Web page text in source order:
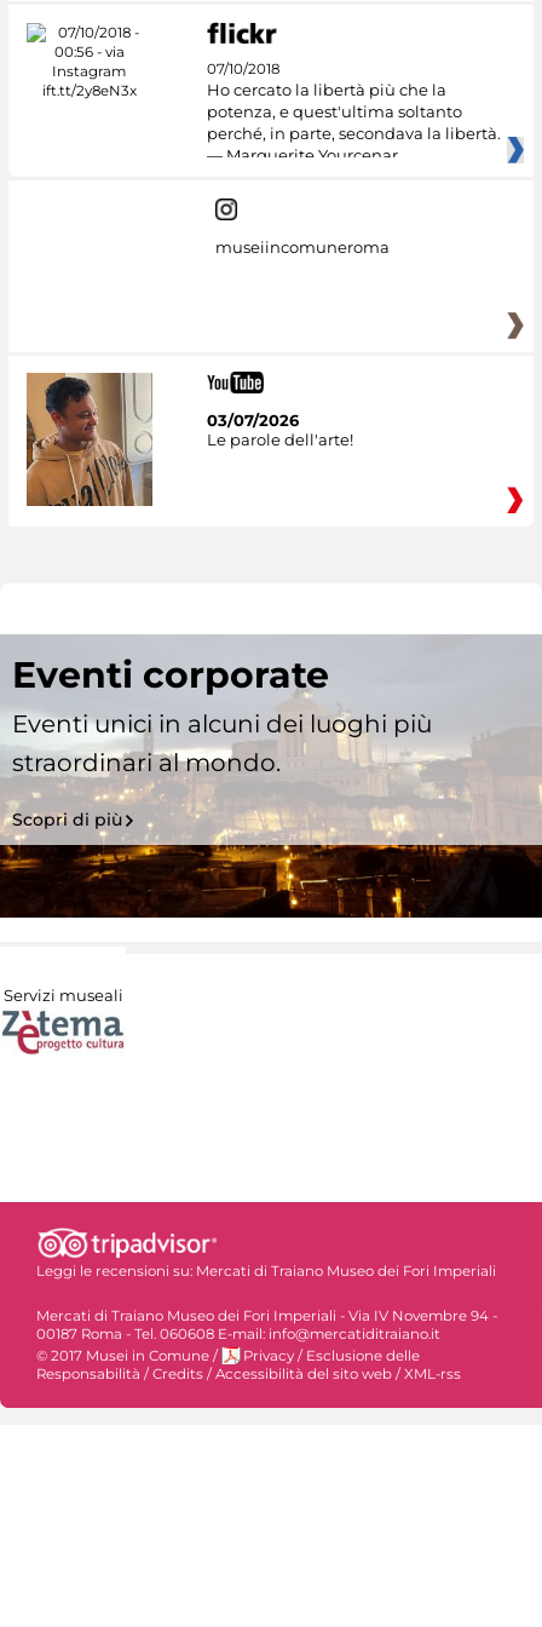
07/10/2018
Ho cercato la libertà più che la
potenza, e quest'ultima soltanto
perché, in parte, secondava la libertà.
— Marguerite Yourcenar
museiincomuneroma
03/07/2026
Le parole dell'arte!
Eventi corporate
Eventi unici in alcuni dei luoghi più
straordinari al mondo.
Scopri di più
Servizi museali
Leggi le recensioni su: Mercati di Traiano Museo dei Fori Imperiali
Mercati di Traiano Museo dei Fori Imperiali - Via IV Novembre 94 -
00187 Roma - Tel. 060608 E-mail: info@mercatiditraiano.it
© 2017 Musei in Comune / Privacy / Esclusione delle
Responsabilità /Credits /Accessibilità del sito web /XML-rss